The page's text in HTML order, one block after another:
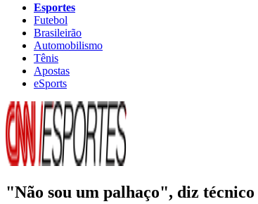
Esportes
Futebol
Brasileirão
Automobilismo
Tênis
Apostas
eSports
"Não sou um palhaço", diz